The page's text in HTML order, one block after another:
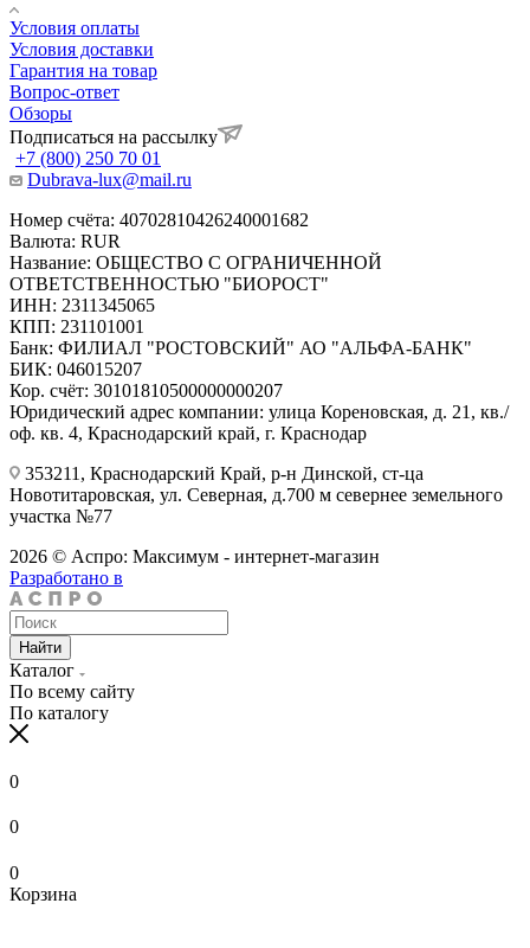
Условия оплаты
Условия доставки
Гарантия на товар
Вопрос-ответ
Обзоры
Подписаться на рассылку
+7 (800) 250 70 01
Dubrava-lux@mail.ru
Номер счёта: 40702810426240001682
Валюта: RUR
Название: ОБЩЕСТВО С ОГРАНИЧЕННОЙ
ОТВЕТСТВЕННОСТЬЮ "БИОРОСТ"
ИНН: 2311345065
КПП: 231101001
Банк: ФИЛИАЛ "РОСТОВСКИЙ" АО "АЛЬФА-БАНК"
БИК: 046015207
Кор. счёт: 30101810500000000207
Юридический адрес компании: улица Кореновская, д. 21, кв./
оф. кв. 4, Краснодарский край, г. Краснодар
353211, Краснодарский Край, р-н Динской, ст-ца
Новотитаровская, ул. Северная, д.700 м севернее земельного
участка №77
2026 © Аспро: Максимум - интернет-магазин
Разработано в
Найти
Каталог
По всему сайту
По каталогу
0
0
0
Корзина